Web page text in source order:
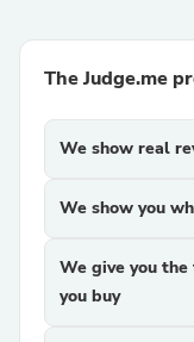
The Judge.me
We show real
We show you
We give you
you buy